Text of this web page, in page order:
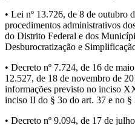
• Lei nº 13.726, de 8 de outubro
procedimentos administrativos
do Distrito Federal e dos
Desburocratização e
• Decreto nº 7.724, de 16 de
12.527, de 18 de novembro de
informações previsto no inciso
inciso II do § 3o do art. 37 e no
• Decreto nº 9.094, de 17 de